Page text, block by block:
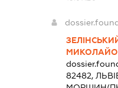
82482,